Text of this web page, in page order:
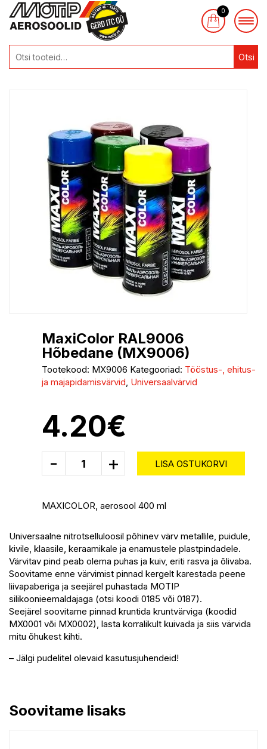
Otsi
0
MaxiColor RAL9006
Hõbedane (MX9006)
Tootekood: MX9006 Kategooriad: Tööstus-, ehitus-
ja majapidamisvärvid, Universaalvärvid
4.20€
- + LISA OSTUKORVI
MAXICOLOR, aerosool 400 ml
Universaalne nitrotselluloosil põhinev värv metallile, puidule,
kivile, klaasile, keraamikale ja enamustele plastpindadele.
Värvitav pind peab olema puhas ja kuiv, eriti rasva ja õlivaba.
Soovitame enne värvimist pinnad kergelt karestada peene
liivapaberiga ja seejärel puhastada MOTIP
silikoonieemaldajaga (otsi koodi 0185 või 0187).
Seejärel soovitame pinnad kruntida kruntvärviga (koodid
MX0001 või MX0002), lasta korralikult kuivada ja siis värvida
mitu õhukest kihti.
– Jälgi pudelitel olevaid kasutusjuhendeid!
Soovitame lisaks